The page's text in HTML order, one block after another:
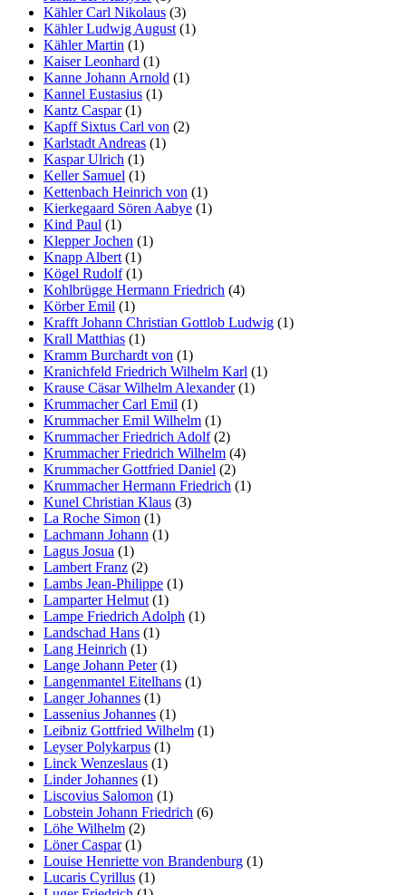
Kähler Carl Nikolaus (3)
Kähler Ludwig August (1)
Kähler Martin (1)
Kaiser Leonhard (1)
Kanne Johann Arnold (1)
Kannel Eustasius (1)
Kantz Caspar(1)
Kapff Sixtus Carl von (2)
Karlstadt Andreas (1)
Kaspar Ulrich (1)
Keller Samuel (1)
Kettenbach Heinrich von (1)
Kierkegaard Sören Aabye (1)
Kind Paul (1)
Klepper Jochen (1)
Knapp Albert (1)
Kögel Rudolf(1)
Kohlbrügge Hermann Friedrich (4)
Körber Emil (1)
Krafft Johann Christian Gottlob Ludwig (1)
Krall Matthias (1)
Kramm Burchardt von (1)
Kranichfeld Friedrich Wilhelm Karl (1)
Krause Cäsar Wilhelm Alexander(1)
Krummacher Carl Emil (1)
Krummacher Emil Wilhelm (1)
Krummacher Friedrich Adolf(2)
Krummacher Friedrich Wilhelm (4)
Krummacher Gottfried Daniel (2)
Krummacher Hermann Friedrich (1)
Kunel Christian Klaus (3)
La Roche Simon (1)
Lachmann Johann (1)
Lagus Josua (1)
Lambert Franz (2)
Lambs Jean-Philippe (1)
Lamparter Helmut (1)
Lampe Friedrich Adolph (1)
Landschad Hans (1)
Lang Heinrich (1)
Lange Johann Peter(1)
Langenmantel Eitelhans (1)
Langer Johannes (1)
Lassenius Johannes (1)
Leibniz Gottfried Wilhelm (1)
Leyser Polykarpus (1)
Linck Wenzeslaus (1)
Linder Johannes (1)
Liscovius Salomon (1)
Lobstein Johann Friedrich (6)
Löhe Wilhelm (2)
Löner Caspar(1)
Louise Henriette von Brandenburg (1)
Lucaris Cyrillus (1)